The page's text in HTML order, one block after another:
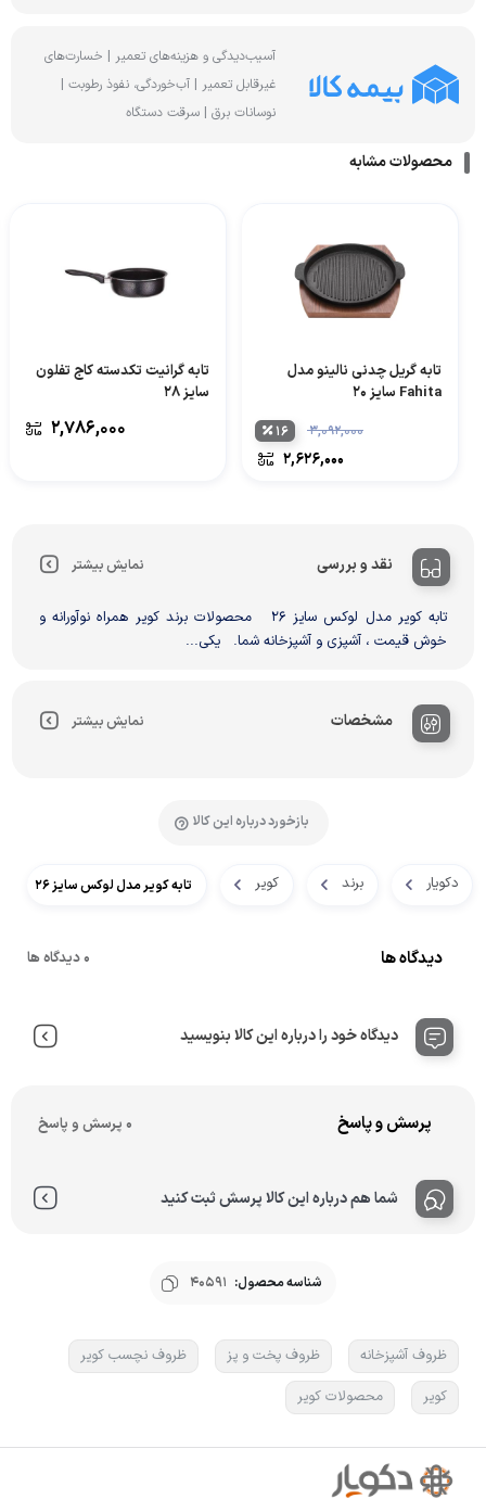
آسیب‌دیدگی و هزینه‌های تعمیر | خسارت‌های
غیرقابل تعمیر | آب‌خوردگی، نفوذ رطوبت |
نوسانات برق | سرقت دستگاه
محصولات مشابه
تابه گریل چدنی نالینو مدل
Fahita سایز 20
۳,۰۹۲,۰۰۰
۲,۶۲۶,۰۰۰
۱۶
تابه گرانیت تکدسته کاج تفلون
سایز 28
۲,۷۸۶,۰۰۰
نقد و بررسی نمایش بیشتر
تابه کویر مدل لوکس سایز 26 محصولات برند کویر همراه نوآورانه و
خوش قیمت ، آشپزی و آشپزخانه شما. یکی...
مشخصات نمایش بیشتر
بازخورد درباره این کالا
دکویار برند کویر تابه کویر مدل لوکس سایز 26
دیدگاه ها 0 دیدگاه ها
دیدگاه خود را درباره این کالا بنویسید
پرسش و پاسخ 0 پرسش و پاسخ
شما هم درباره این کالا پرسش ثبت کنید
شناسه محصول: 40591
ظروف آشپزخانه ظروف پخت و پز
ظروف نچسب کویر
کویر
محصولات کویر